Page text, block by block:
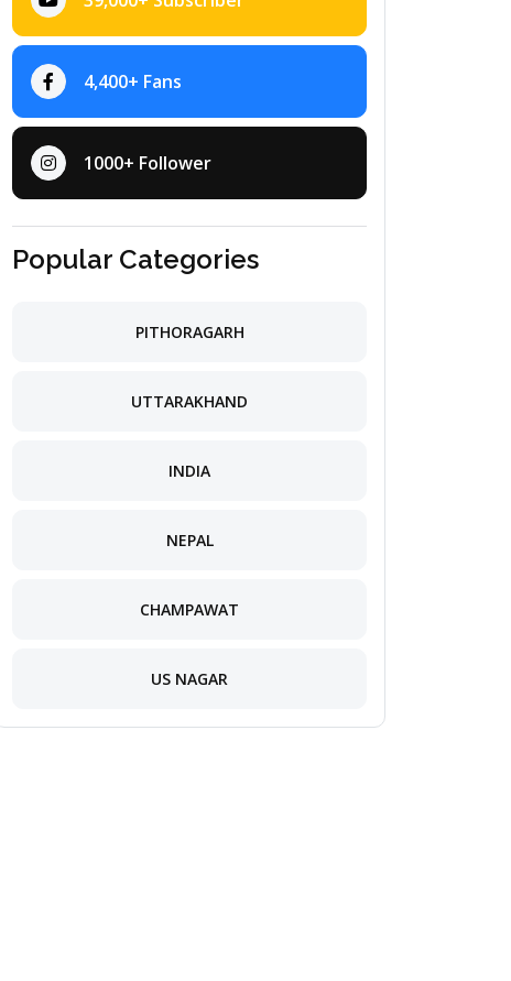
4,400+ Fans
1000+ Follower
Popular Categories
PITHORAGARH
UTTARAKHAND
INDIA
NEPAL
CHAMPAWAT
US NAGAR